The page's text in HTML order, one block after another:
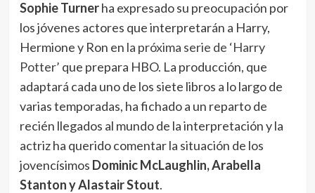
Sophie Turnerha expresado su preocupación por
los jóvenes actores que interpretarán a Harry,
Hermione y Ron en la próxima serie de ‘Harry
Potter’ que prepara HBO. La producción, que
adaptará cada uno de los siete libros a lo largo de
varias temporadas, ha fichado a un reparto de
recién llegados al mundo de la interpretación y la
actriz ha querido comentar la situación de los
jovencísimos Dominic McLaughlin, Arabella
Stanton y Alastair Stout.